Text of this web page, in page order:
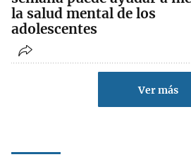
la salud mental de los
adolescentes
Ver más